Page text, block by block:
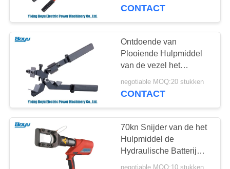
Hulpmiddelen
vastbinden
machtslijn die
materiaal
vastbinden
51
Snijders Scherpe Kracht
CONTACT
Ontdoende van
Plooiende Hulpmiddel
van de vezel het
Optische Draad/het
Hulpmiddel van de de
negotiable MOQ:20 stukken
CONTACT
70kn Snijder van de het
Hulpmiddel de
Hydraulische Batterij
van de transmissielijn
negotiable MOQ:10 stukken